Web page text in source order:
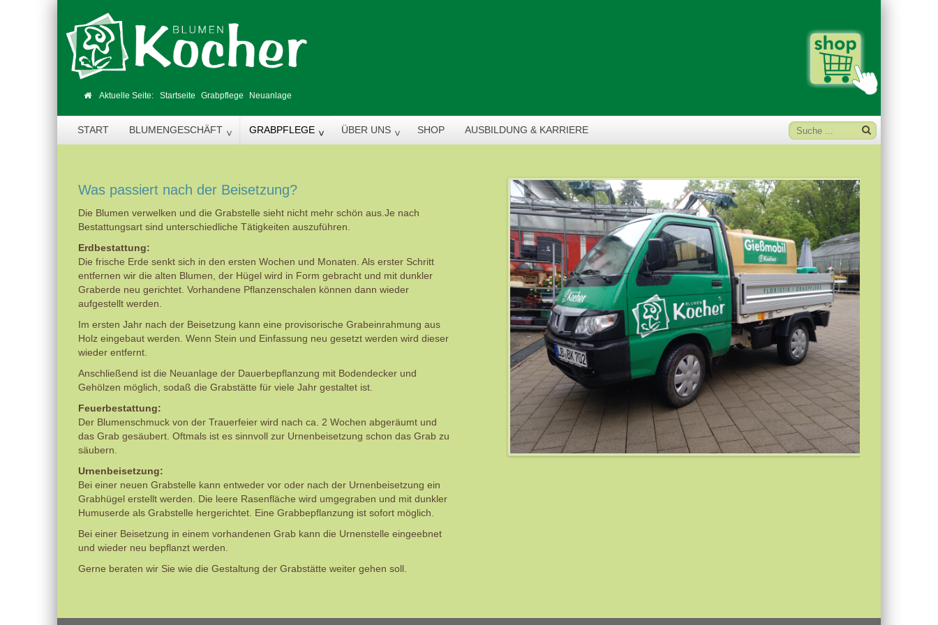
Aktuelle Seite: Startseite Grabpflege Neuanlage
START BLUMENGESCHÄFT GRABPFLEGE ÜBER UNS SHOP AUSBILDUNG & KARRIERE
Was passiert nach der Beisetzung?
Die Blumen verwelken und die Grabstelle sieht nicht mehr schön aus.Je nach
Bestattungsart sind unterschiedliche Tätigkeiten auszuführen.
Erdbestattung:
Die frische Erde senkt sich in den ersten Wochen und Monaten. Als erster Schritt
entfernen wir die alten Blumen, der Hügel wird in Form gebracht und mit dunkler
Graberde neu gerichtet. Vorhandene Pflanzenschalen können dann wieder
aufgestellt werden.
Im ersten Jahr nach der Beisetzung kann eine provisorische Grabeinrahmung aus
Holz eingebaut werden. Wenn Stein und Einfassung neu gesetzt werden wird dieser
wieder entfernt.
Anschließend ist die Neuanlage der Dauerbepflanzung mit Bodendecker und
Gehölzen möglich, sodaß die Grabstätte für viele Jahr gestaltet ist.
Feuerbestattung:
Der Blumenschmuck von der Trauerfeier wird nach ca. 2 Wochen abgeräumt und
das Grab gesäubert. Oftmals ist es sinnvoll zur Urnenbeisetzung schon das Grab zu
säubern.
Urnenbeisetzung:
Bei einer neuen Grabstelle kann entweder vor oder nach der Urnenbeisetzung ein
Grabhügel erstellt werden. Die leere Rasenfläche wird umgegraben und mit dunkler
Humuserde als Grabstelle hergerichtet. Eine Grabbepflanzung ist sofort möglich.
Bei einer Beisetzung in einem vorhandenen Grab kann die Urnenstelle eingeebnet
und wieder neu bepflanzt werden.
Gerne beraten wir Sie wie die Gestaltung der Grabstätte weiter gehen soll.